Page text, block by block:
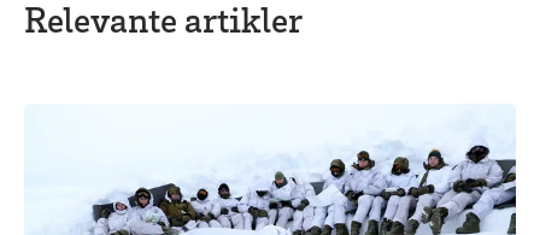
Relevante artikler